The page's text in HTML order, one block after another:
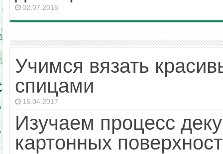
02.07.2016
Учимся вязать
спицами
15.04.2017
Изучаем процесс
картонных